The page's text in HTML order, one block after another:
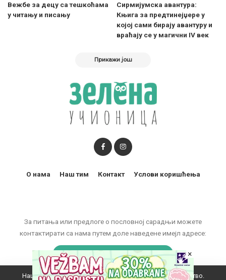
Вежбе за децу са тешкоћама
у читању и писању
Сирмијумска авантура:
Књига за предтинејџере у
којој сами бирају авантуру и
враћају се у магични IV век
Прикажи још
За питања или предлоге о пословној сарадњи можете
контактирати са нама путем доле наведене имејл адресе:
marketing@zelenaucionica.com
О нама Наш тим Контакт Услови коришћења
Наш вебсајт користи колачиће да побољша ваше искуство.
×